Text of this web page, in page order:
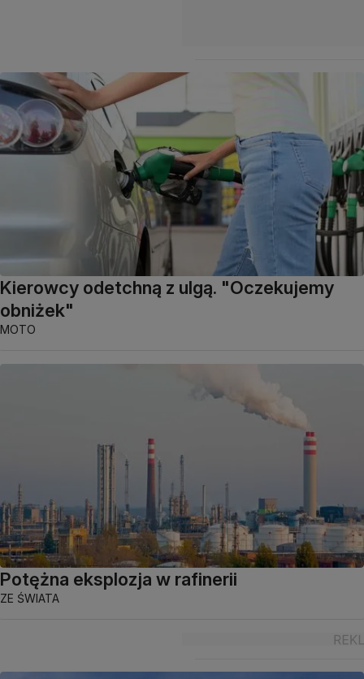
Kierowcy odetchną z ulgą. "Oczekujemy
obniżek"
MOTO
Potężna eksplozja w rafinerii
ZE ŚWIATA